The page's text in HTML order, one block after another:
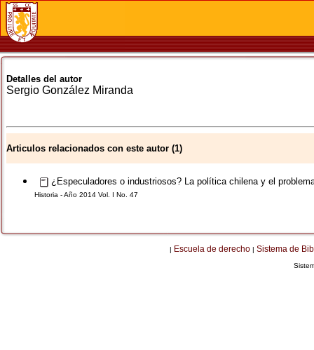
Detalles del autor
Sergio González Miranda
Articulos relacionados con este autor (1)
¿Especuladores o industriosos? La política chilena y el
Historia - Año 2014 Vol. I No. 47
| Escuela de derecho | Sistema de